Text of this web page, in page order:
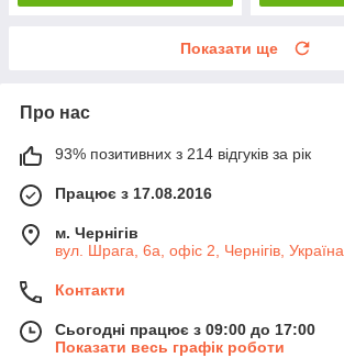
Показати ще
Про нас
93% позитивних з 214 відгуків за рік
Працює з 17.08.2016
м. Чернігів
вул. Шрага, 6а, офіс 2, Чернігів, Україна
Контакти
Сьогодні працює з 09:00 до 17:00
Показати весь графік роботи